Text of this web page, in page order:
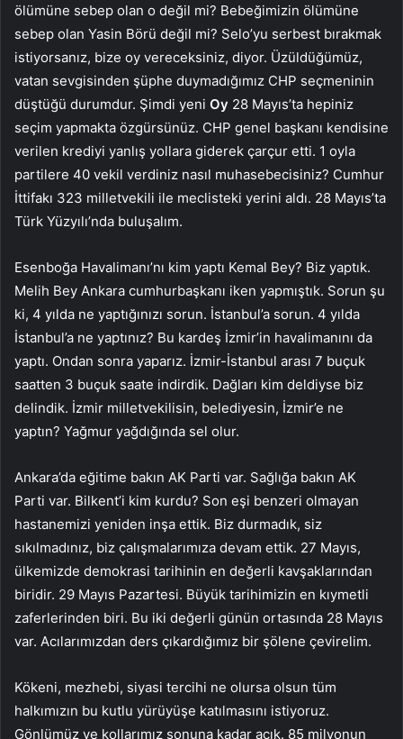
ölümüne sebep olan o değil mi? Bebeğimizin ölümüne
sebep olan Yasin Börü değil mi? Selo’yu serbest bırakmak
istiyorsanız, bize oy vereceksiniz, diyor. Üzüldüğümüz,
vatan sevgisinden şüphe duymadığımız CHP seçmeninin
düştüğü durumdur. Şimdi yeni Oy 28 Mayıs’ta hepiniz
seçim yapmakta özgürsünüz. CHP genel başkanı kendisine
verilen krediyi yanlış yollara giderek çarçur etti. 1 oyla
partilere 40 vekil verdiniz nasıl muhasebecisiniz? Cumhur
İttifakı 323 milletvekili ile meclisteki yerini aldı. 28 Mayıs’ta
Türk Yüzyılı’nda buluşalım.
Esenboğa Havalimanı’nı kim yaptı Kemal Bey? Biz yaptık.
Melih Bey Ankara cumhurbaşkanı iken yapmıştık. Sorun şu
ki, 4 yılda ne yaptığınızı sorun. İstanbul’a sorun. 4 yılda
İstanbul’a ne yaptınız? Bu kardeş İzmir’in havalimanını da
yaptı. Ondan sonra yaparız. İzmir-İstanbul arası 7 buçuk
saatten 3 buçuk saate indirdik. Dağları kim deldiyse biz
delindik. İzmir milletvekilisin, belediyesin, İzmir’e ne
yaptın? Yağmur yağdığında sel olur.
Ankara’da eğitime bakın AK Parti var. Sağlığa bakın AK
Parti var. Bilkent’i kim kurdu? Son eşi benzeri olmayan
hastanemizi yeniden inşa ettik. Biz durmadık, siz
sıkılmadınız, biz çalışmalarımıza devam ettik. 27 Mayıs,
ülkemizde demokrasi tarihinin en değerli kavşaklarından
biridir. 29 Mayıs Pazartesi. Büyük tarihimizin en kıymetli
zaferlerinden biri. Bu iki değerli günün ortasında 28 Mayıs
var. Acılarımızdan ders çıkardığımız bir şölene çevirelim.
Kökeni, mezhebi, siyasi tercihi ne olursa olsun tüm
halkımızın bu kutlu yürüyüşe katılmasını istiyoruz.
Gönlümüz ve kollarımız sonuna kadar açık. 85 milyonun